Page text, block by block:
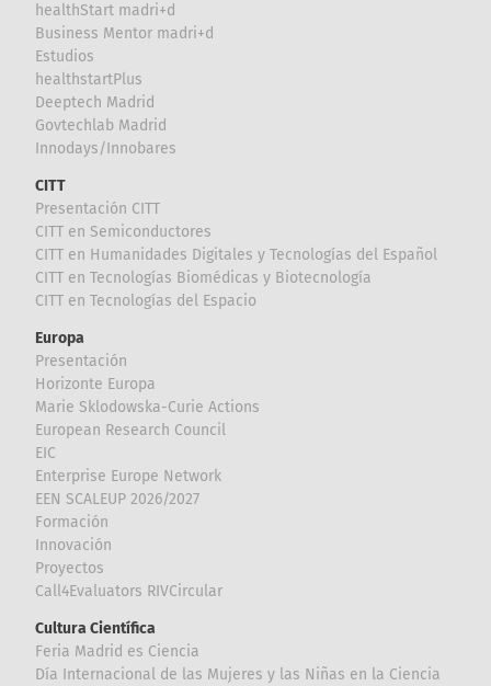
healthStart madri+d
Business Mentor madri+d
Estudios
healthstartPlus
Deeptech Madrid
Govtechlab Madrid
Innodays/Innobares
CITT
Presentación CITT
CITT en Semiconductores
CITT en Humanidades Digitales y Tecnologías del Español
CITT en Tecnologías Biomédicas y Biotecnología
CITT en Tecnologías del Espacio
Europa
Presentación
Horizonte Europa
Marie Sklodowska-Curie Actions
European Research Council
EIC
Enterprise Europe Network
EEN SCALEUP 2026/2027
Formación
Innovación
Proyectos
Call4Evaluators RIVCircular
Cultura Científica
Feria Madrid es Ciencia
Día Internacional de las Mujeres y las Niñas en la Ciencia